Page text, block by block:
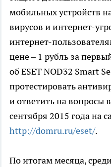
мобильных устройств
вирусов и интернет-
интернет-
цене – 1 рубль за
об ESET NOD32 Smart
протестировать
и ответить на вопросы
сентября 2015 года на
http://domru.ru/eset/.
По итогам месяца,